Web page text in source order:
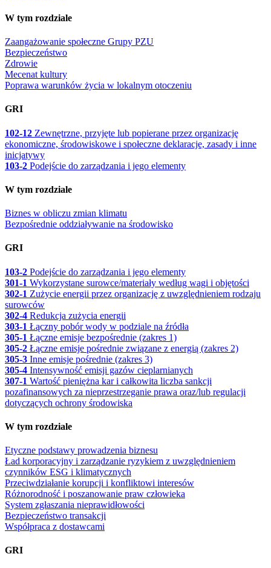
W tym rozdziale
Zaangażowanie społeczne Grupy PZU
Bezpieczeństwo
Zdrowie
Mecenat kultury
Poprawa warunków życia w lokalnym otoczeniu
GRI
102-12 Zewnętrzne, przyjęte lub popierane przez organizację
ekonomiczne, środowiskowe i społeczne deklaracje, zasady i inne
inicjatywy
103-2 Podejście do zarządzania i jego elementy
W tym rozdziale
Biznes w obliczu zmian klimatu
Bezpośrednie oddziaływanie na środowisko
GRI
103-2 Podejście do zarządzania i jego elementy
301-1 Wykorzystane surowce/materiały według wagi i objętości
302-1 Zużycie energii przez organizację z uwzględnieniem rodzaju
surowców
302-4 Redukcja zużycia energii
303-1 Łączny pobór wody w podziale na źródła
305-1 Łączne emisje bezpośrednie (zakres 1)
305-2 Łączne emisje pośrednie związane z energią (zakres 2)
305-3 Inne emisje pośrednie (zakres 3)
305-4 Intensywność emisji gazów cieplarnianych
307-1 Wartość pieniężna kar i całkowita liczba sankcji
pozafinansowych za nieprzestrzeganie prawa oraz/lub regulacji
dotyczących ochrony środowiska
W tym rozdziale
Etyczne podstawy prowadzenia biznesu
Ład korporacyjny i zarządzanie ryzykiem z uwzględnieniem
czynników ESG i klimatycznych
Przeciwdziałanie korupcji i konfliktowi interesów
Różnorodność i poszanowanie praw człowieka
System zgłaszania nieprawidłowości
Bezpieczeństwo transakcji
Współpraca z dostawcami
GRI